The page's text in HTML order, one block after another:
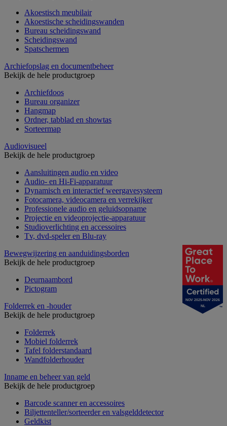
Akoestisch meubilair
Akoestische scheidingswanden
Bureau scheidingswand
Scheidingswand
Spatschermen
Archiefopslag en documentbeheer
Bekijk de hele productgroep
Archiefdoos
Bureau organizer
Hangmap
Ordner, tabblad en showtas
Sorteermap
Audiovisueel
Bekijk de hele productgroep
Aansluitingen audio en video
Audio- en Hi-Fi-apparatuur
Dynamisch en interactief weergavesysteem
Fotocamera, videocamera en verrekijker
Professionele audio en geluidsopname
Projectie en videoprojectie-apparatuur
Studioverlichting en accessoires
Tv, dvd-speler en Blu-ray
Bewegwijzering en aanduidingsborden
Bekijk de hele productgroep
Deurnaambord
Pictogram
Folderrek en -houder
Bekijk de hele productgroep
Folderrek
Mobiel folderrek
Tafel folderstandaard
Wandfolderhouder
Inname en beheer van geld
Bekijk de hele productgroep
Barcode scanner en accessoires
Biljettenteller/sorteerder en valsgelddetector
Geldkist
NOV 2025-NOV 2026
NL